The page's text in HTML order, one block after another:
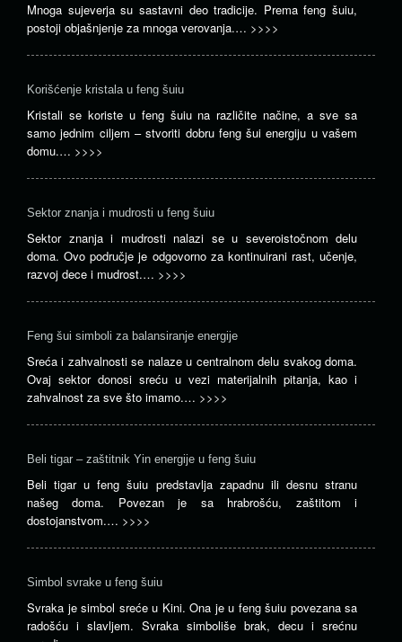
Mnoga sujeverja su sastavni deo tradicije. Prema feng šuiu,
postoji objašnjenje za mnoga verovanja.… >>>>
Korišćenje kristala u feng šuiu
Kristali se koriste u feng šuiu na različite načine, a sve sa
samo jednim ciljem – stvoriti dobru feng šui energiju u vašem
domu.… >>>>
Sektor znanja i mudrosti u feng šuiu
Sektor znanja i mudrosti nalazi se u severoistočnom delu
doma. Ovo područje je odgovorno za kontinuirani rast, učenje,
razvoj dece i mudrost.… >>>>
Feng šui simboli za balansiranje energije
Sreća i zahvalnosti se nalaze u centralnom delu svakog doma.
Ovaj sektor donosi sreću u vezi materijalnih pitanja, kao i
zahvalnost za sve što imamo.… >>>>
Beli tigar – zaštitnik Yin energije u feng šuiu
Beli tigar u feng šuiu predstavlja zapadnu ili desnu stranu
našeg doma. Povezan je sa hrabrošću, zaštitom i
dostojanstvom.… >>>>
Simbol svrake u feng šuiu
Svraka je simbol sreće u Kini. Ona je u feng šuiu povezana sa
radošću i slavljem. Svraka simboliše brak, decu i srećnu